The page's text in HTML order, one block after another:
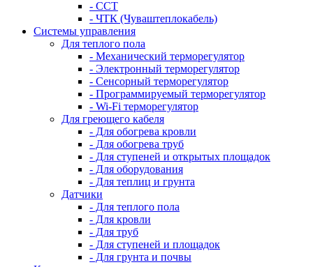
- ССТ
- ЧТК (Чуваштеплокабель)
Системы управления
Для теплого пола
- Механический терморегулятор
- Электронный терморегулятор
- Сенсорный терморегулятор
- Программируемый терморегулятор
- Wi-Fi терморегулятор
Для греющего кабеля
- Для обогрева кровли
- Для обогрева труб
- Для ступеней и открытых площадок
- Для оборудования
- Для теплиц и грунта
Датчики
- Для теплого пола
- Для кровли
- Для труб
- Для ступеней и площадок
- Для грунта и почвы